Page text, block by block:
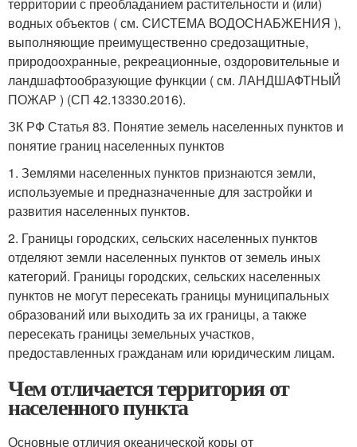
водных объектов ( см. СИСТЕМА ВОДОСНАБЖЕНИЯ ),
выполняющие преимущественно средозащитные,
природоохранные, рекреационные, оздоровительные и
ландшафтообразующие функции ( см. ЛАНДШАФТНЫЙ
ПОЖАР ) (СП 42.13330.2016).
ЗК РФ Статья 83. Понятие земель населенных пунктов и
понятие границ населенных пунктов
1. Землями населенных пунктов признаются земли,
используемые и предназначенные для застройки и
развития населенных пунктов.
2. Границы городских, сельских населенных пунктов
отделяют земли населенных пунктов от земель иных
категорий. Границы городских, сельских населенных
пунктов не могут пересекать границы муниципальных
образований или выходить за их границы, а также
пересекать границы земельных участков,
предоставленных гражданам или юридическим лицам.
Чем отличается территория от
населенного пункта
Основные отличия океанической коры от